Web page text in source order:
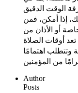
الوقت الدقيق
إذا أمكن، فمن
أو الأذان من
أوقات الصلاة
وتتطلب اهتمامًا
Author
Posts